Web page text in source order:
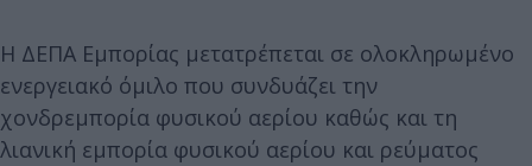
Η ΔΕΠΑ Εμπορίας μετατρέπεται σε ολοκληρωμένο
ενεργειακό όμιλο που συνδυάζει την
χονδρεμπορία φυσικού αερίου καθώς και τη
λιανική εμπορία φυσικού αερίου και ρεύματος